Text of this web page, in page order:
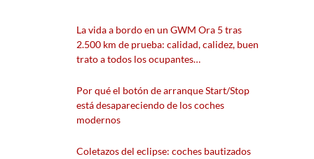
La vida a bordo en un GWM Ora 5 tras
2.500 km de prueba: calidad, calidez, buen
trato a todos los ocupantes…
Por qué el botón de arranque Start/Stop
está desapareciendo de los coches
modernos
Coletazos del eclipse: coches bautizados